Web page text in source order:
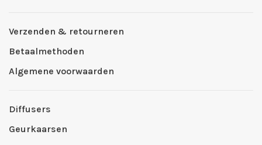
Verzenden & retourneren
Betaalmethoden
Algemene voorwaarden
Diffusers
Geurkaarsen